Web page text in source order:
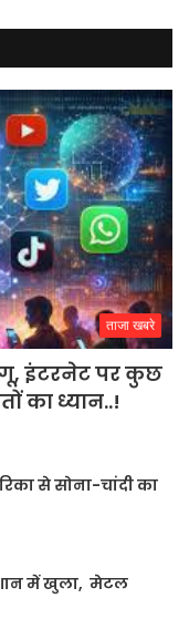
ताजा खबरे
इंटरनेट पर कुछ
का ध्यान..!
से सोना-चांदी का
में खुला, मेटल